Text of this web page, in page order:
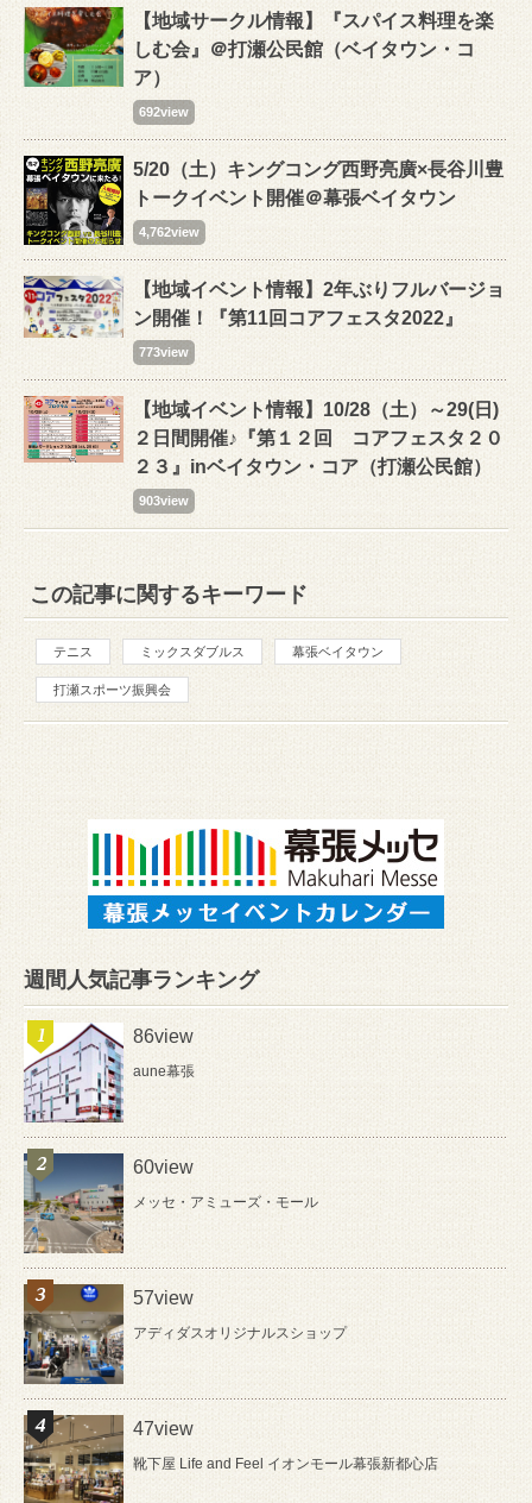
【地域サークル情報】『スパイス料理を楽
しむ会』＠打瀬公民館（ベイタウン・コ
ア）
692view
5/20（土）キングコング西野亮廣×長谷川豊
トークイベント開催＠幕張ベイタウン
4,762view
【地域イベント情報】2年ぶりフルバージョ
ン開催！『第11回コアフェスタ2022』
773view
【地域イベント情報】10/28（土）～29(日)
２日間開催♪『第１２回 コアフェスタ２０
２３』inベイタウン・コア（打瀬公民館）
903view
この記事に関するキーワード
テニス ミックスダブルス 幕張ベイタウン
打瀬スポーツ振興会
週間人気記事ランキング
86view
aune幕張
60view
メッセ・アミューズ・モール
57view
アディダスオリジナルスショップ
47view
靴下屋 Life and Feel イオンモール幕張新都心店